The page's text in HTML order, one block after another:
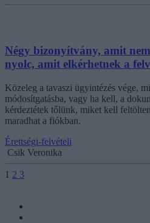
Négy bizonyítvány, amit
nyolc, amit elkérhetnek a
Közeleg a tavaszi ügyintézés vége,
módosítgatásba, vagy ha kell, a
kérdeztétek tőlünk, miket kell
maradhat a fiókban.
Érettségi-felvételi
Csik Veronika
1 2 3